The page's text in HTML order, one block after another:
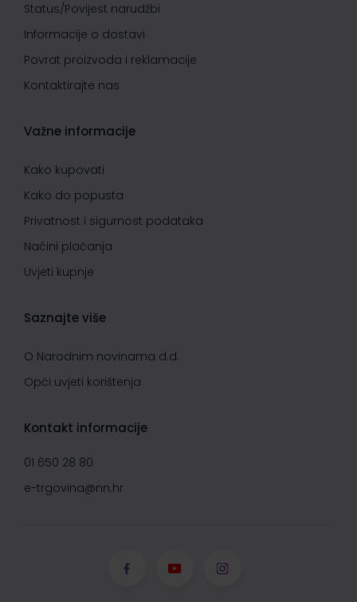
Status/Povijest narudžbi
Informacije o dostavi
Povrat proizvoda i reklamacije
Kontaktirajte nas
Važne informacije
Kako kupovati
Kako do popusta
Privatnost i sigurnost podataka
Načini plaćanja
Uvjeti kupnje
Saznajte više
O Narodnim novinama d.d.
Opći uvjeti korištenja
Kontakt informacije
01 650 28 80
e-trgovina@nn.hr